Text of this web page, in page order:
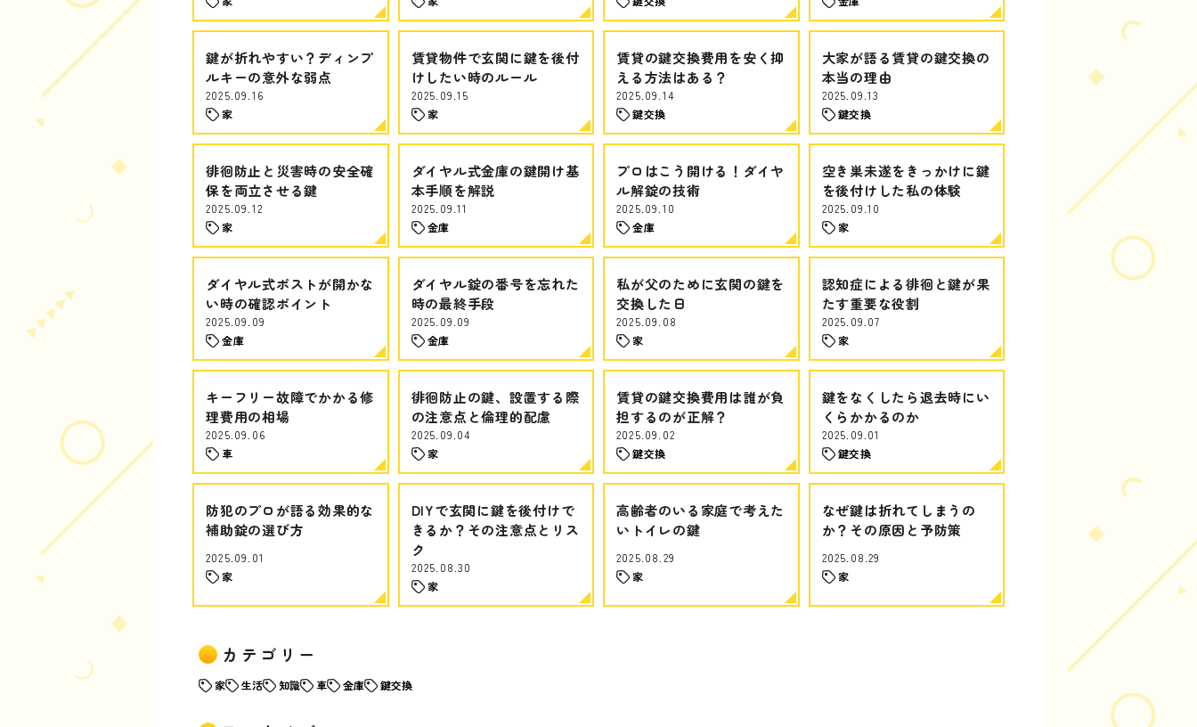
鍵が折れやすい？ディンプ
ルキーの意外な弱点
2025.09.16
家
賃貸物件で玄関に鍵を後付
けしたい時のルール
2025.09.15
家
賃貸の鍵交換費用を安く抑
える方法はある？
2025.09.14
鍵交換
大家が語る賃貸の鍵交換の
本当の理由
2025.09.13
鍵交換
徘徊防止と災害時の安全確
保を両立させる鍵
2025.09.12
家
ダイヤル式金庫の鍵開け基
本手順を解説
2025.09.11
金庫
プロはこう開ける！ダイヤ
ル解錠の技術
2025.09.10
金庫
空き巣未遂をきっかけに鍵
を後付けした私の体験
2025.09.10
家
ダイヤル式ポストが開かな
い時の確認ポイント
2025.09.09
金庫
ダイヤル錠の番号を忘れた
時の最終手段
2025.09.09
金庫
私が父のために玄関の鍵を
交換した日
2025.09.08
家
認知症による徘徊と鍵が果
たす重要な役割
2025.09.07
家
キーフリー故障でかかる修
理費用の相場
2025.09.06
車
徘徊防止の鍵、設置する際
の注意点と倫理的配慮
2025.09.04
家
賃貸の鍵交換費用は誰が負
担するのが正解？
2025.09.02
鍵交換
鍵をなくしたら退去時にい
くらかかるのか
2025.09.01
鍵交換
防犯のプロが語る効果的な
補助錠の選び方
2025.09.01
家
DIYで玄関に鍵を後付けで
きるか？その注意点とリス
ク
2025.08.30
家
高齢者のいる家庭で考えた
いトイレの鍵
2025.08.29
家
なぜ鍵は折れてしまうの
か？その原因と予防策
2025.08.29
家
カテゴリー
家 生活 知識 車 金庫 鍵交換